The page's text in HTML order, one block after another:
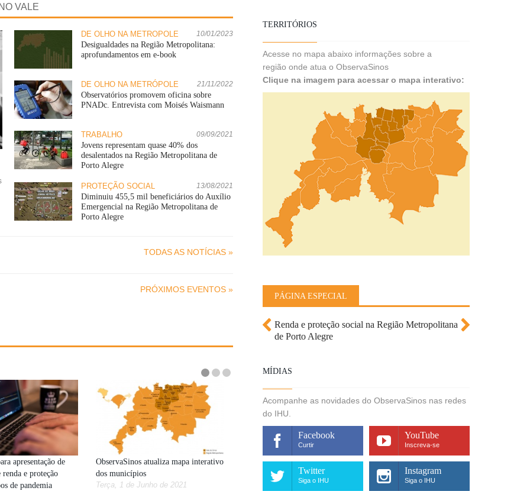
VALE
DE OLHO NA METRÓPOLE 10/01/2023
Desigualdades na Região Metropolitana:
aprofundamentos em e-book
DE OLHO NA METRÓPOLE 21/11/2022
Observatórios promovem oficina sobre
PNADc. Entrevista com Moisés Waismann
TRABALHO 09/09/2021
Jovens representam quase 40% dos
desalentados na Região Metropolitana de
Porto Alegre
PROTEÇÃO SOCIAL 13/08/2021
Diminuiu 455,5 mil beneficiários do Auxílio
Emergencial na Região Metropolitana de
Porto Alegre
TODAS AS NOTÍCIAS »
PRÓXIMOS EVENTOS »
apresentação de
renda e proteção
de pandemia
ObservaSinos atualiza mapa interativo
dos municípios
Terça, 1 de Junho de 2021
TERRITÓRIOS
Acesse no mapa abaixo informações sobre a
região onde atua o ObservaSinos
Clique na imagem para acessar o mapa interativo:
PÁGINA ESPECIAL
Renda e proteção social na Região Metropolitana
de Porto Alegre
MÍDIAS
Acompanhe as novidades do ObservaSinos nas redes
do IHU.
Facebook
Curtir
YouTube
Inscreva-se
Twitter
Siga o IHU
Instagram
Siga o IHU